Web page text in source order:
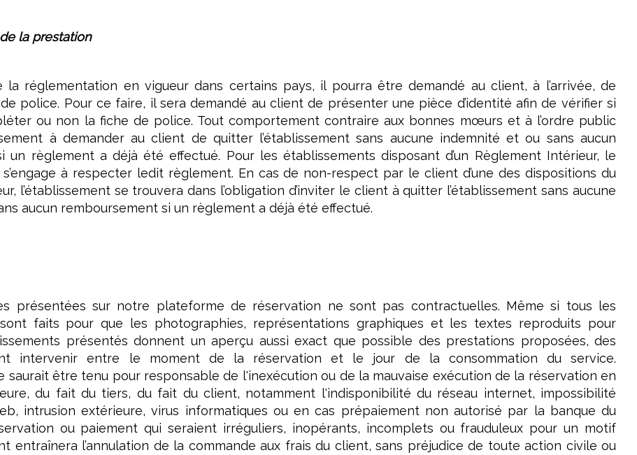
la prestation
la réglementation en vigueur dans certains pays, il pourra être demandé au client, à l’arrivée, de
police. Pour ce faire, il sera demandé au client de présenter une pièce d’identité afin de vérifier si
ou non la fiche de police. Tout comportement contraire aux bonnes mœurs et à l’ordre public
à demander au client de quitter l’établissement sans aucune indemnité et ou sans aucun
un règlement a déjà été effectué. Pour les établissements disposant d’un Règlement Intérieur, le
à respecter ledit règlement. En cas de non-respect par le client d’une des dispositions du
l’établissement se trouvera dans l’obligation d’inviter le client à quitter l’établissement sans aucune
aucun remboursement si un règlement a déjà été effectué.
présentées sur notre plateforme de réservation ne sont pas contractuelles. Même si tous les
faits pour que les photographies, représentations graphiques et les textes reproduits pour
présentés donnent un aperçu aussi exact que possible des prestations proposées, des
intervenir entre le moment de la réservation et le jour de la consommation du service.
saurait être tenu pour responsable de l'inexécution ou de la mauvaise exécution de la réservation en
du fait du tiers, du fait du client, notamment l'indisponibilité du réseau internet, impossibilité
intrusion extérieure, virus informatiques ou en cas prépaiement non autorisé par la banque du
ou paiement qui seraient irréguliers, inopérants, incomplets ou frauduleux pour un motif
entraînera l’annulation de la commande aux frais du client, sans préjudice de toute action civile ou